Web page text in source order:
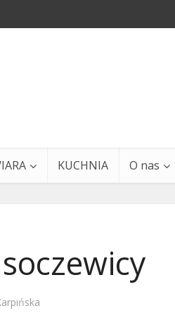
KUCHNIA O nas